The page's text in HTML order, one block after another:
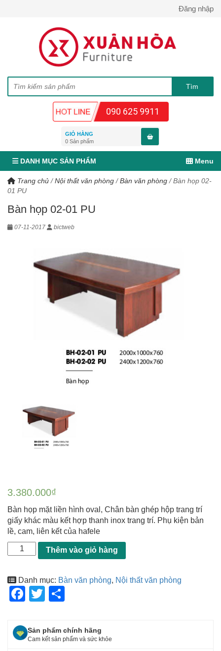
Đăng nhập
090 625 9911
GIỎ HÀNG
0 Sản phẩm
DANH MỤC SẢN PHẨM Menu
Trang chủ /Nội thất văn phòng /Bàn văn phòng /Bàn họp 02-
01 PU
Bàn họp 02-01 PU
07-11-2017 bictweb
3.380.000₫
Bàn họp mặt liền hình oval, Chân bàn ghép hộp trang trí
giấy khác màu kết hợp thanh inox trang trí. Phụ kiện bản
lề, cam, liên kết của hafele
Thêm vào giỏ hàng
Danh mục: Bàn văn phòng, Nội thất văn phòng
F
c
e
T
tt
er
ar
e
Sản phẩm chính hãng
Cam kết sản phẩm và sức khỏe